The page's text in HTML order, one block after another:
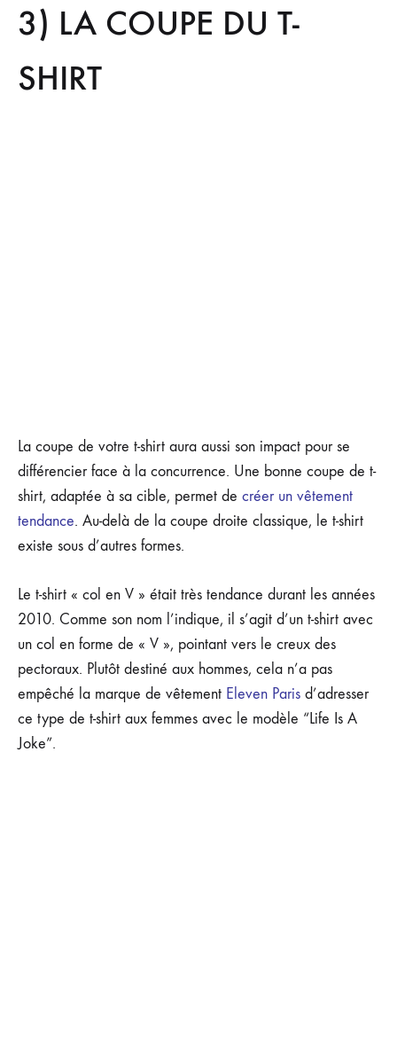
3) LA COUPE DU T-
SHIRT
La coupe de votre t-shirt aura aussi son impact pour se
différencier face à la concurrence. Une bonne coupe de t-
shirt, adaptée à sa cible, permet de créer un vêtement
tendance. Au-delà de la coupe droite classique, le t-shirt
existe sous d’autres formes.
Le t-shirt « col en V » était très tendance durant les années
2010. Comme son nom l’indique, il s’agit d’un t-shirt avec
un col en forme de « V », pointant vers le creux des
pectoraux. Plutôt destiné aux hommes, cela n’a pas
empêché la marque de vêtement Eleven Paris d’adresser
ce type de t-shirt aux femmes avec le modèle “Life Is A
Joke”.